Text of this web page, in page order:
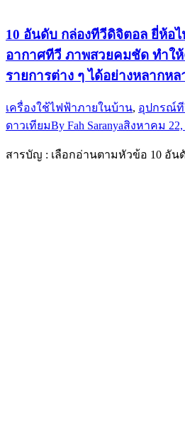
10 อันดับ กล่องทีวีดิจิตอล ยี่ห้อ
อากาศทีวี ภาพสวยคมชัด ทำใ
รายการต่าง ๆ ได้อย่างหลากห
เครื่องใช้ไฟฟ้าภายในบ้าน, อุปกรณ์ที
ดาวเทียมBy Fah Saranyaสิงหาคม 22,
สารบัญ : เลือกอ่านตามหัวข้อ 10 อั